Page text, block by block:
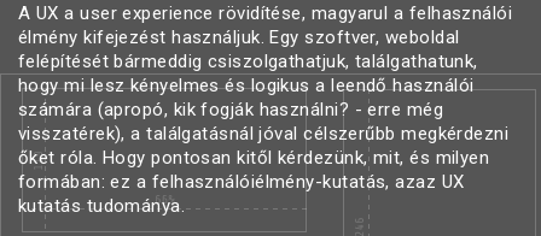
A UX a user experience rövidítése, magyarul a felhasználói
élmény kifejezést használjuk. Egy szoftver, weboldal
felépítését bármeddig csiszolgathatjuk, találgathatunk,
hogy mi lesz kényelmes és logikus a leendő használói
számára (apropó, kik fogják használni? - erre még
visszatérek), a találgatásnál jóval célszerűbb megkérdezni
őket róla. Hogy pontosan kitől kérdezünk, mit, és milyen
formában: ez a felhasználóiélmény-kutatás, azaz UX
kutatás tudománya.